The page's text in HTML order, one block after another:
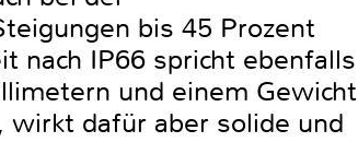
bis 45 Prozent
nach IP66 spricht ebenfalls
und einem Gewicht
dafür aber solide und